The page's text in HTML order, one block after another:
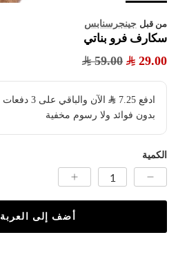
من قبل جينجرسنابس
سكارف فرو بناتي
29.00
59.00
ادفع 7.25
​ الآن والباقي على 3 دفعات
بدون فوائد ولا رسوم مخفية
الكمية
أضف إلى العربة